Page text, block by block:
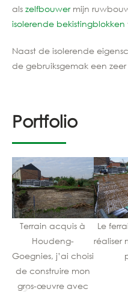
als zelfbouwermijn
isolerende bekistingblokken
Naast de isolerende
de gebruiksgemak een
Portfolio
Terrain acquis à
Houdeng-
Goegnies, j’ai choisi
de construire mon
gros-œuvre avec
Le
réaliser